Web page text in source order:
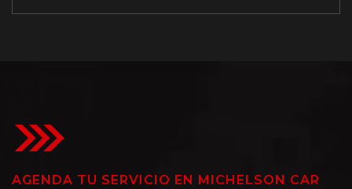
AGENDA TU SERVICIO EN MICHELSON CAR